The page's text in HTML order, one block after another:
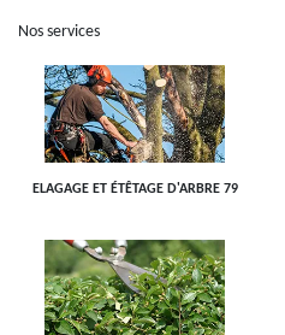
Nos services
ELAGAGE ET ÉTÊTAGE D'ARBRE 79